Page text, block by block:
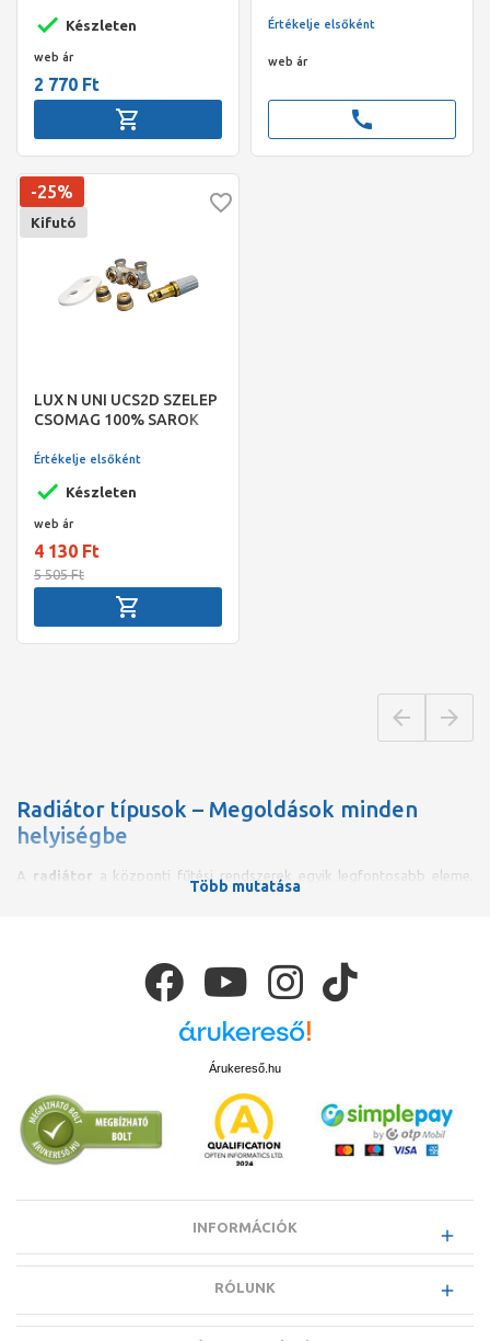
Készleten
web ár
2 770 Ft
Értékelje elsőként
web ár
call
LUX N UNI UCS2D SZELEP
CSOMAG 100% SAROK
-25%
Kifutó
Készleten
Értékelje elsőként
web ár
4 130 Ft
5 505 Ft
Radiátor típusok – Megoldások minden
helyiségbe
A radiátor a központi fűtési rendszerek egyik legfontosabb eleme,
amelynek kiválasztása során nemcsak a hőleadás hatékonyságát,
választás még az
alumínium tagos radiátor
tagosíthatóságának köszönhetően szűkebb helyekre is könnyen
praktikus, hanem stílusos megoldás is egyben, hiszen a fűtés mellett a
öntöttvas tagos radiátorok helyettesítésére pedig kiváló választást
kínálnak a modern tagos radiátorok, melyek korszerű megoldást
nyújtanak a hagyományos megjelenés megtartása mellett.
Több mutatása
Árukereső.hu
INFORMÁCIÓK
RÓLUNK